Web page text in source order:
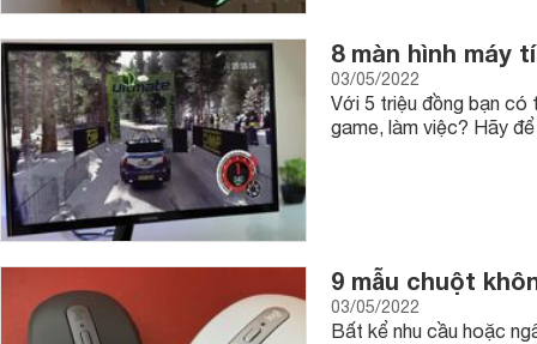
8 màn hình máy
03/05/2022
Với 5 triệu đồng bạn có
game, làm việc? Hãy
9 mẫu chuột
03/05/2022
Bất kể nhu cầu hoặc